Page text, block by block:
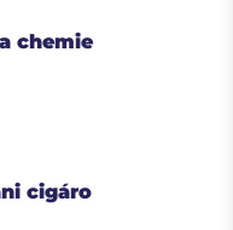
chemie
cigáro